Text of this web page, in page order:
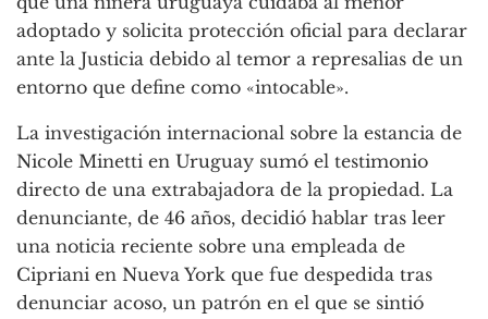
adoptado y solicita protección oficial para declarar
ante la Justicia debido al temor a represalias de un
entorno que define como «intocable».
La investigación internacional sobre la estancia de
Nicole Minetti en Uruguay sumó el testimonio
directo de una extrabajadora de la propiedad. La
denunciante, de 46 años, decidió hablar tras leer
una noticia reciente sobre una empleada de
Cipriani en Nueva York que fue despedida tras
denunciar acoso, un patrón en el que se sintió